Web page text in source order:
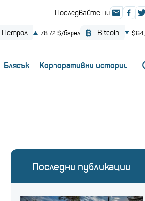
Блясък Корпоративни истории
Последни публикации